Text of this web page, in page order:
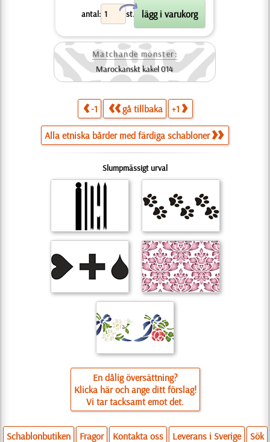
antal: st.
X
Matchande mönster:
Marockanskt kakel 014
-1 gå tillbaka +1
Alla etniska bårder med färdiga schabloner
Slumpmässigt urval
En dålig översättning?
Klicka här och ange ditt förslag!
Vi tar tacksamt emot det.
Schablonbutiken Fragor Kontakta oss Leverans i Sverige Sök